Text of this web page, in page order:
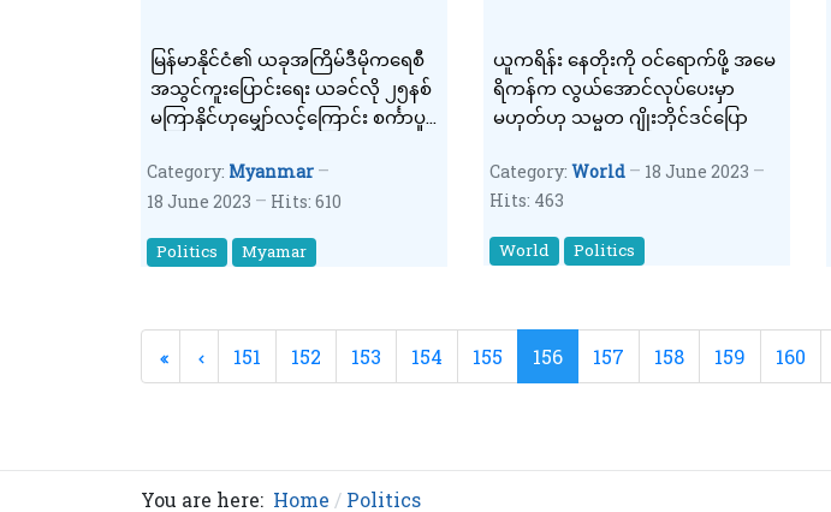
မြန်မာနိုင်ငံ၏ ယခုအကြိမ်ဒီမိုကရေစီ
အသွင်ကူးပြောင်းရေး ယခင်လို ၂၅နစ်
မကြာနိုင်ဟုမျှော်လင့်ကြောင်း စင်္ကာပူ
Category: Myanmar
18 June 2023
Hits: 610
Politics Myamar
ယူကရိန်း နေတိုးကို ဝင်ရောက်ဖို့ အမေ
ရိကန်က လွယ်အောင်လုပ်ပေးမှာ
မဟုတ်ဟု သမ္မတ ဂျိုးဘိုင်ဒင်ပြော
Category: World
18 June 2023
Hits: 463
World Politics
151 152 153 154 155 156 157 158 159 160
You are here: Home Politics